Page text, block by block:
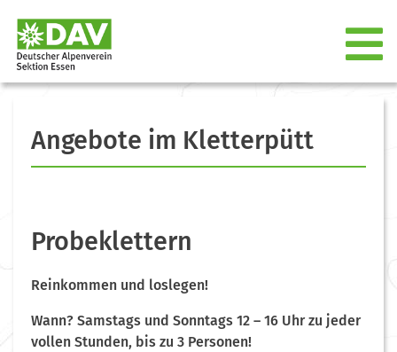
Angebote im Kletterpütt
Probeklettern
Reinkommen und loslegen!
Wann? Samstags und Sonntags 12 – 16 Uhr zu jeder
vollen Stunden, bis zu 3 Personen!